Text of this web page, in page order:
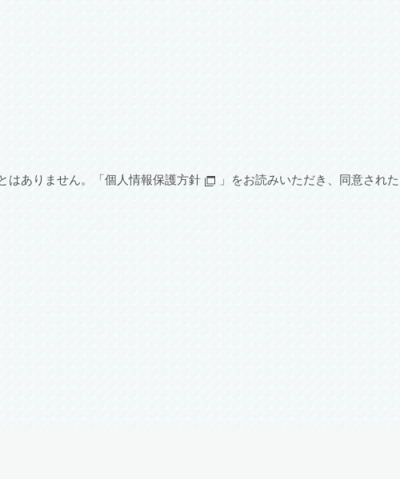
はありません。「個人情報保護方針
」をお読みいただき、同意された